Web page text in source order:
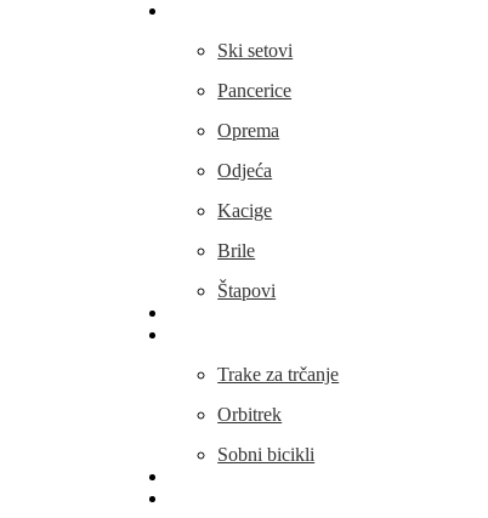
Ski setovi
Pancerice
Oprema
Odjeća
Kacige
Brile
Štapovi
Trake za trčanje
Orbitrek
Sobni bicikli